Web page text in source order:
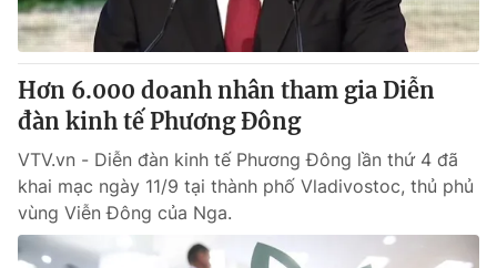
Hơn 6.000 doanh nhân tham gia Diễn
đàn kinh tế Phương Đông
VTV.vn - Diễn đàn kinh tế Phương Đông lần thứ 4 đã
khai mạc ngày 11/9 tại thành phố Vladivostoc, thủ phủ
vùng Viễn Đông của Nga.